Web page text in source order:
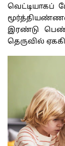
வெட்டியாகப்
இரண்டு
தெருவில்